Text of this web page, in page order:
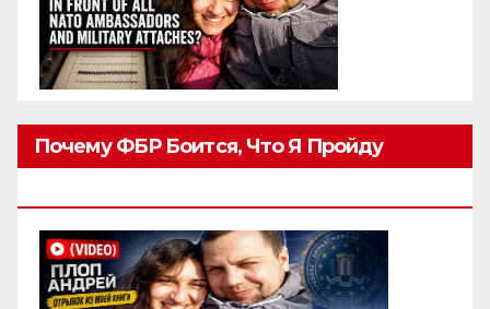
Почему ФБР Боится, Что Я Пройду